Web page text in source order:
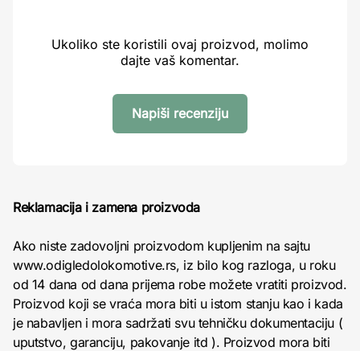
Ukoliko ste koristili ovaj proizvod, molimo
dajte vaš komentar.
Napiši recenziju
Reklamacija i zamena proizvoda
Ako niste zadovoljni proizvodom kupljenim na sajtu
www.odigledolokomotive.rs, iz bilo kog razloga, u roku
od 14 dana od dana prijema robe možete vratiti proizvod.
Proizvod koji se vraća mora biti u istom stanju kao i kada
je nabavljen i mora sadržati svu tehničku dokumentaciju (
uputstvo, garanciju, pakovanje itd ). Proizvod mora biti